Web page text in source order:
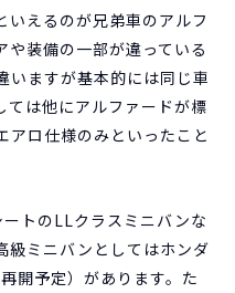
いえるのが兄弟車のアルフ
や装備の一部が違っている
いますが基本的には同じ車
ては他にアルファードが標
アロ仕様のみといったこと
トのLLクラスミニバンな
級ミニバンとしてはホンダ
開予定）があります。た